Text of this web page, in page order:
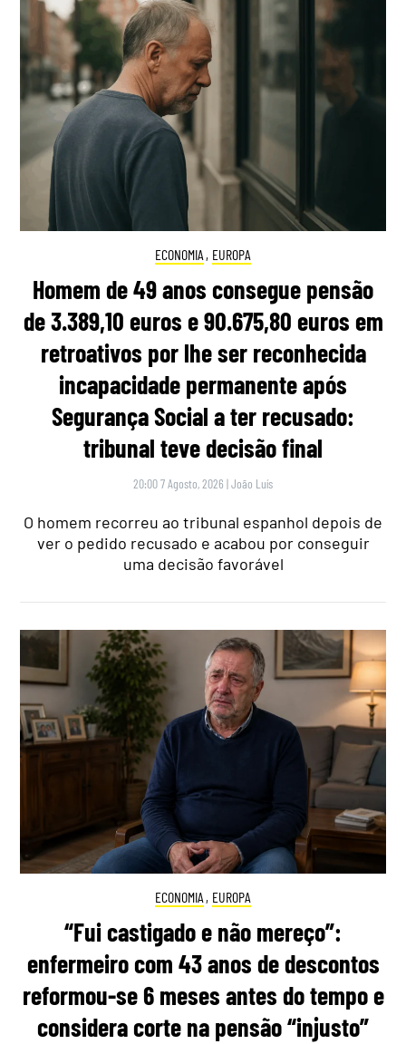
ECONOMIA , EUROPA
Homem de 49 anos consegue pensão
de 3.389,10 euros e 90.675,80 euros em
retroativos por lhe ser reconhecida
incapacidade permanente após
Segurança Social a ter recusado:
tribunal teve decisão final
20:00 7 Agosto, 2026 |João Luís
O homem recorreu ao tribunal espanhol depois de
ver o pedido recusado e acabou por conseguir
uma decisão favorável
ECONOMIA , EUROPA
“Fui castigado e não mereço”:
enfermeiro com 43 anos de descontos
reformou-se 6 meses antes do tempo e
considera corte na pensão “injusto”